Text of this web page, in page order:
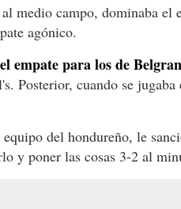
medio campo, dominaba el
agónico.
empate para los de
Posterior, cuando se
del hondureño, le
y poner las cosas 3-2 al